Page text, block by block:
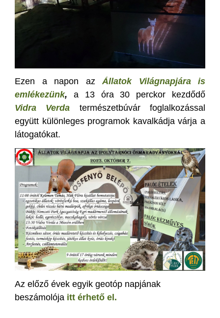
Ezen a napon azÁllatok Világnapjára is
emlékezünk, a 13 óra 30 perckor kezdődő
Vidra Verda természetbúvár foglalkozással
együtt különleges programok kavalkádja várja a
látogatókat.
Az előző évek egyik geotóp napjának
beszámolója itt érhető el.